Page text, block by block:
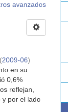
avanzados
(2009-06)
en su
0,6%
reflejan,
y por el lado